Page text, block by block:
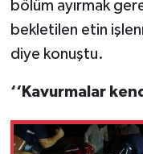
bölüm ayırmak
bekletilen etin
diye konuştu.
‘‘Kavurmalar